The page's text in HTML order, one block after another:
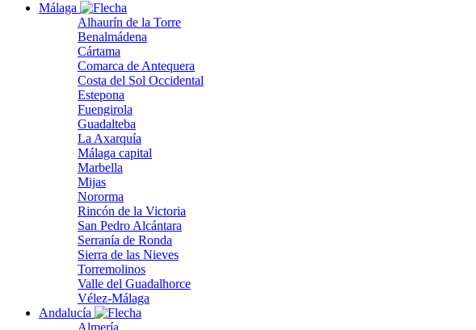
Málaga
Alhaurín de la Torre
Benalmádena
Cártama
Comarca de Antequera
Costa del Sol Occidental
Estepona
Fuengirola
Guadalteba
La Axarquía
Málaga capital
Marbella
Mijas
Nororma
Rincón de la Victoria
San Pedro Alcántara
Serranía de Ronda
Sierra de las Nieves
Torremolinos
Valle del Guadalhorce
Vélez-Málaga
Andalucía